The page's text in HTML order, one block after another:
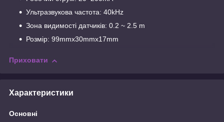
Ультразвукова частота: 40kHz
Зона видимості датчиків: 0.2 ~ 2.5 m
Розмір: 99mmx30mmx17mm
Приховати
Характеристики
Основні